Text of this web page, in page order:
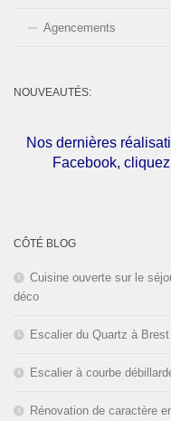
Agencements
NOUVEAUTÉS:
Nos dernières
Facebook,
congés d'été du
CÔTÉ BLOG
Cuisine ouverte sur le
déco
Escalier du Quartz à Brest
Escalier à courbe
Rénovation de caractère